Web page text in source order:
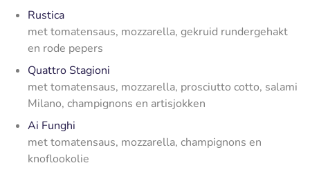
Rustica
met tomatensaus, mozzarella, gekruid rundergehakt
en rode pepers
Quattro Stagioni
met tomatensaus, mozzarella, prosciutto cotto, salami
Milano, champignons en artisjokken
Ai Funghi
met tomatensaus, mozzarella, champignons en
knoflookolie